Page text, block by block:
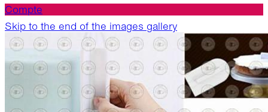
Compte
Skip to the end of the images gallery